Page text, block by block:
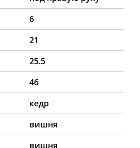
6
21
25.5
46
кедр
вишня
вишня